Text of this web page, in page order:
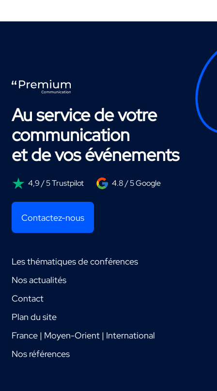
Au service de votre
communication
et de vos événements
4,9 / 5 Trustpilot 4.8 / 5 Google
Contactez-nous
Les thématiques de conférences
Nos actualités
Contact
Plan du site
France | Moyen-Orient | International
Nos références